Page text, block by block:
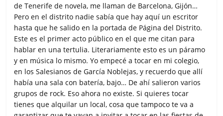
de Tenerife de novela, me llaman de Barcelona, Gijón…
Pero en el distrito nadie sabía que hay aquí un escritor
hasta que he salido en la portada de Página del Distrito.
Este es el primer acto público en el que me citan para
hablar en una tertulia. Literariamente esto es un páramo
y en música lo mismo. Yo empecé a tocar en mi colegio,
en los Salesianos de García Noblejas, y recuerdo que allí
había una sala con batería, bajo… De ahí salieron varios
grupos de rock. Eso ahora no existe. Si quieres tocar
tienes que alquilar un local, cosa que tampoco te va a